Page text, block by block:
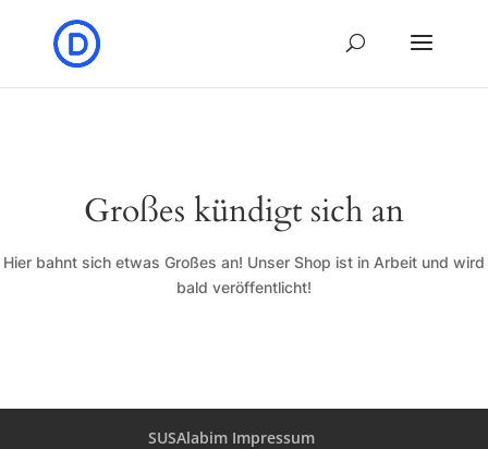
Großes kündigt sich an
Hier bahnt sich etwas Großes an! Unser Shop ist in Arbeit und wird
bald veröffentlicht!
SUSAlabim Impressum